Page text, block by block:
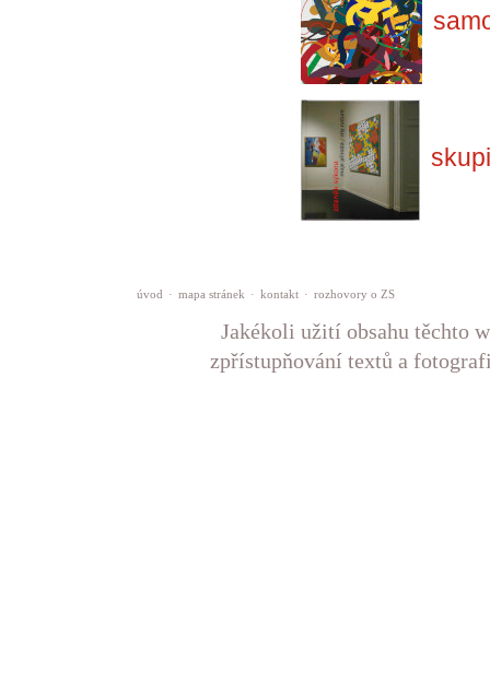
úvod · mapa stránek · kontakt · rozhovory o ZS
Jakékoli užití obsahu těchto
zpřístupňování textů a